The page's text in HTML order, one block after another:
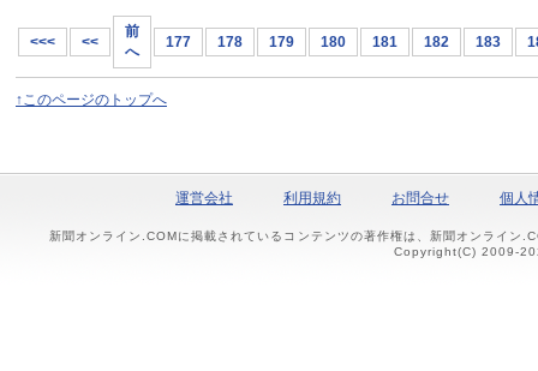
<<< <<
前
へ
177 178 179 180 181 182 183
↑このページのトップへ
運営会社 利用規約 お問合せ 個人
新聞オンライン.COMに掲載されているコンテンツの著作権は、新聞オンライン
Copyright(C) 2009-